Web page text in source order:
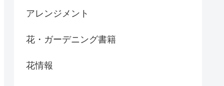
アレンジメント
花・ガーデニング書籍
花情報